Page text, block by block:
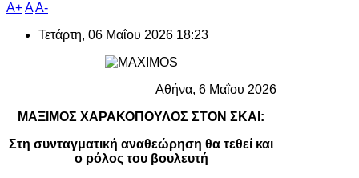
A+AA-
Τετάρτη, 06 Μαΐου 2026 18:23
Αθήνα, 6 Μαΐου 2026
ΜΑΞΙΜΟΣ ΧΑΡΑΚΟΠΟΥΛΟΣ ΣΤΟΝ ΣΚΑΙ:
Στη συνταγματική αναθεώρηση θα τεθεί και
ο ρόλος του βουλευτή